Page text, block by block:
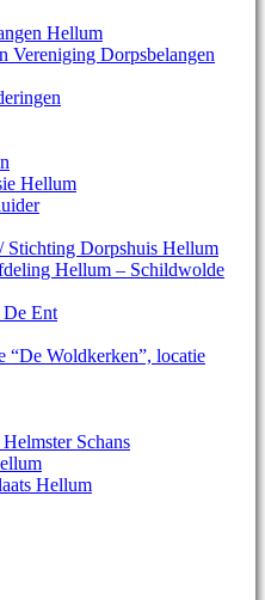
Hellum
Vereniging Dorpsbelangen
Hellum
Stichting Dorpshuis Hellum
Hellum – Schildwolde
Ent
“De Woldkerken”, locatie
Schans
Hellum